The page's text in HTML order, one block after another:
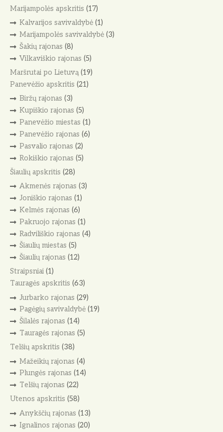
Marijampolės apskritis (17)
Kalvarijos savivaldybė(1)
Marijampolės savivaldybė(3)
Šakių rajonas (8)
Vilkaviškio rajonas (5)
Maršrutai po Lietuvą(19)
Panevėžio apskritis (21)
Biržų rajonas (3)
Kupiškio rajonas (5)
Panevėžio miestas (1)
Panevėžio rajonas (6)
Pasvalio rajonas (2)
Rokiškio rajonas (5)
Šiaulių apskritis (28)
Akmenės rajonas (3)
Joniškio rajonas (1)
Kelmės rajonas (6)
Pakruojo rajonas (1)
Radviliškio rajonas (4)
Šiaulių miestas (5)
Šiaulių rajonas (12)
Straipsniai (1)
Tauragės apskritis (63)
Jurbarko rajonas (29)
Pagėgių savivaldybė(19)
Šilalės rajonas (14)
Tauragės rajonas (5)
Telšių apskritis (38)
Mažeikių rajonas (4)
Plungės rajonas (14)
Telšių rajonas (22)
Utenos apskritis (58)
Anykščių rajonas (13)
Ignalinos rajonas (20)